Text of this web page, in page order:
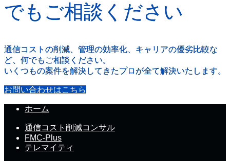
でもご相談ください
通信コストの削減、管理の効率化、キャリアの優劣比較な
ど、何でもご相談ください。
いくつもの案件を解決してきたプロが全て解決いたします。
お問い合わせはこちら
ホーム
通信コスト削減コンサル
FMC-Plus
テレマイティ